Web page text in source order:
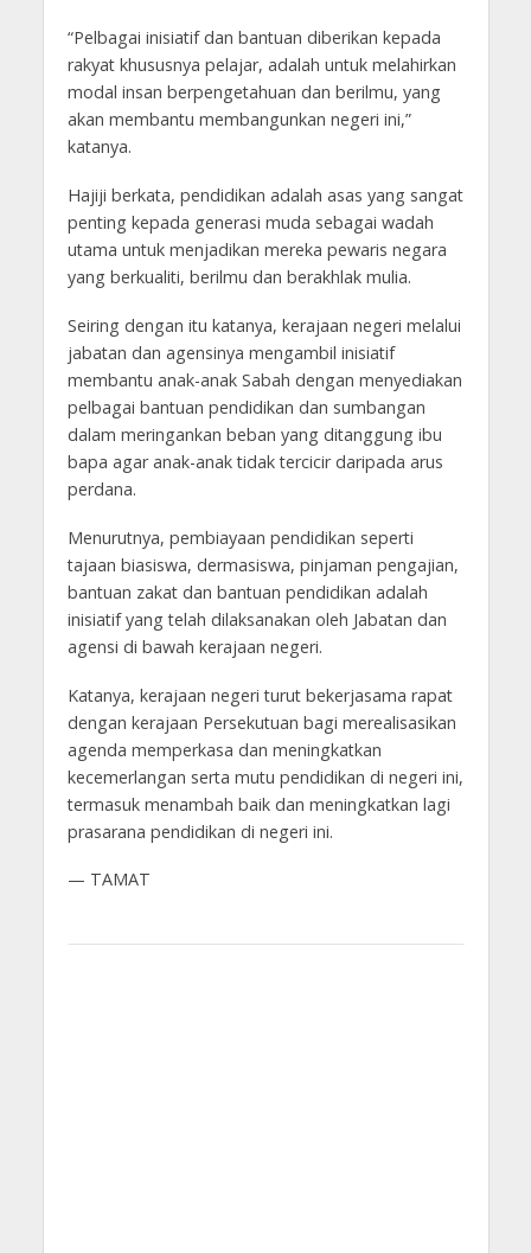
“Pelbagai inisiatif dan bantuan diberikan kepada
rakyat khususnya pelajar, adalah untuk melahirkan
modal insan berpengetahuan dan berilmu, yang
akan membantu membangunkan negeri ini,”
katanya.
Hajiji berkata, pendidikan adalah asas yang sangat
penting kepada generasi muda sebagai wadah
utama untuk menjadikan mereka pewaris negara
yang berkualiti, berilmu dan berakhlak mulia.
Seiring dengan itu katanya, kerajaan negeri melalui
jabatan dan agensinya mengambil inisiatif
membantu anak-anak Sabah dengan menyediakan
pelbagai bantuan pendidikan dan sumbangan
dalam meringankan beban yang ditanggung ibu
bapa agar anak-anak tidak tercicir daripada arus
perdana.
Menurutnya, pembiayaan pendidikan seperti
tajaan biasiswa, dermasiswa, pinjaman pengajian,
bantuan zakat dan bantuan pendidikan adalah
inisiatif yang telah dilaksanakan oleh Jabatan dan
agensi di bawah kerajaan negeri.
Katanya, kerajaan negeri turut bekerjasama rapat
dengan kerajaan Persekutuan bagi merealisasikan
agenda memperkasa dan meningkatkan
kecemerlangan serta mutu pendidikan di negeri ini,
termasuk menambah baik dan meningkatkan lagi
prasarana pendidikan di negeri ini.
— TAMAT